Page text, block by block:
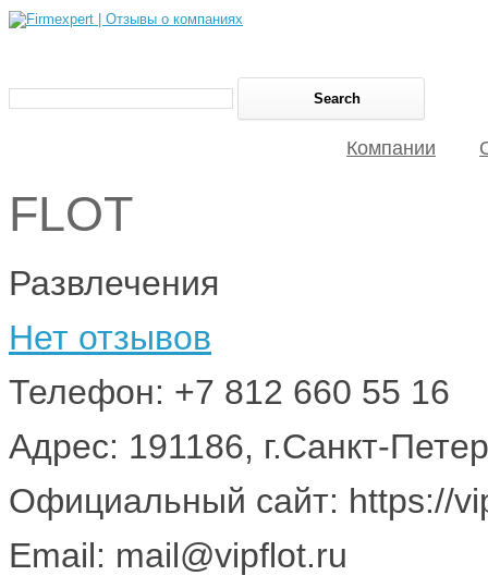
Компании
FLOT
Развлечения
Нет отзывов
Телефон: +7 812 660 55 16
Адрес: 191186, г.Санкт-
Официальный сайт: https://
Email: mail@vipflot.ru